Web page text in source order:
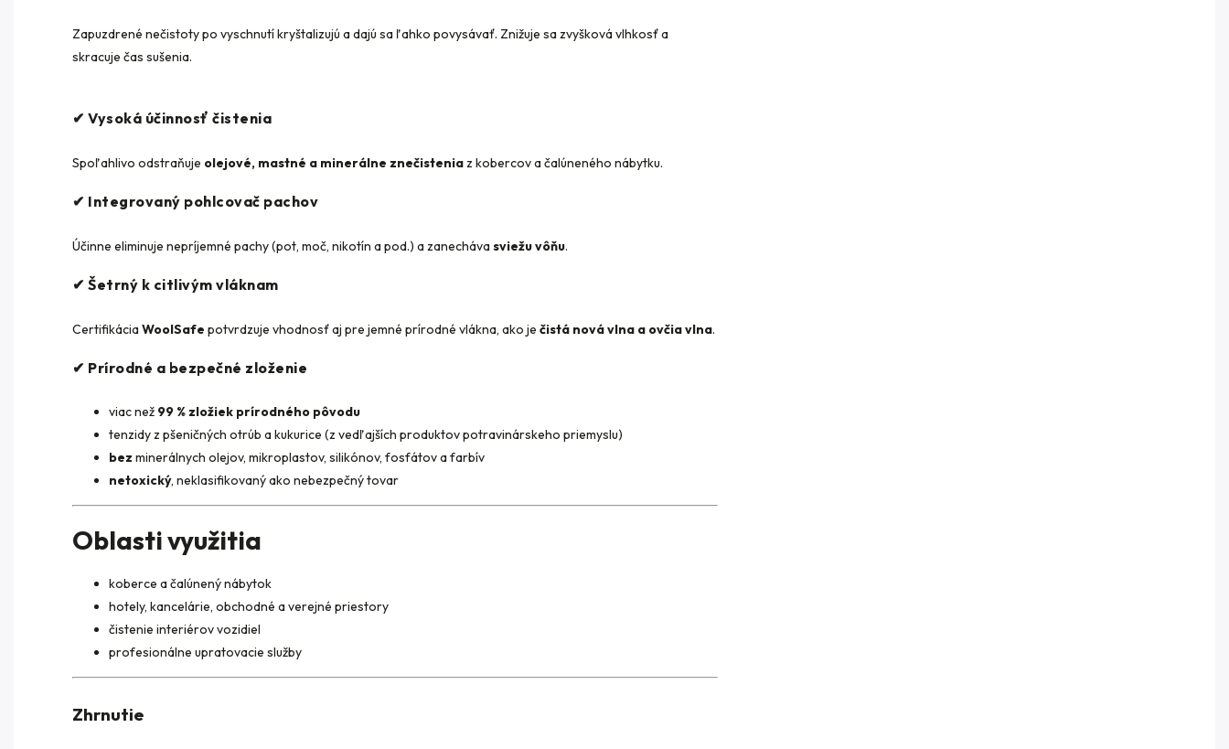
Zapuzdrené nečistoty po vyschnutí kryštalizujú a dajú sa ľahko povysávať. Znižuje sa zvyšková vlhkosť a
skracuje čas sušenia.
✔ Vysoká účinnosť čistenia
Spoľahlivo odstraňuje olejové, mastné a minerálne znečisteniaz kobercov a čalúneného nábytku.
✔ Integrovaný pohlcovač pachov
Účinne eliminuje nepríjemné pachy (pot, moč, nikotín a pod.) a zanechávasviežu vôňu.
✔ Šetrný k citlivým vláknam
CertifikáciaWoolSafe potvrdzuje vhodnosť aj pre jemné prírodné vlákna, ako je čistá nová vlna a ovčia vlna.
✔ Prírodné a bezpečné zloženie
viac než 99 % zložiek prírodného pôvodu
tenzidy z pšeničných otrúb a kukurice (z vedľajších produktov potravinárskeho priemyslu)
bez minerálnych olejov, mikroplastov, silikónov, fosfátov a farbív
netoxický, neklasifikovaný ako nebezpečný tovar
Oblasti využitia
koberce a čalúnený nábytok
hotely, kancelárie, obchodné a verejné priestory
čistenie interiérov vozidiel
profesionálne upratovacie služby
Zhrnutie